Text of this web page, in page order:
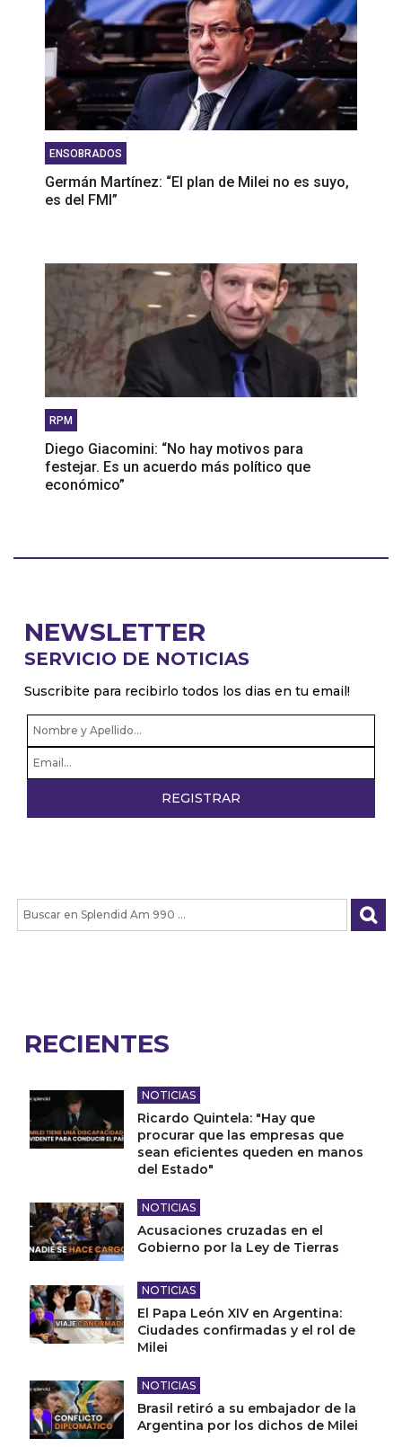
ENSOBRADOS
Germán Martínez: “El plan de Milei no es suyo,
es del FMI”
RPM
Diego Giacomini: “No hay motivos para
festejar. Es un acuerdo más político que
económico”
NEWSLETTER
SERVICIO DE NOTICIAS
Suscribite para recibirlo todos los dias en tu email!
RECIENTES
NOTICIAS
Ricardo Quintela: "Hay que
procurar que las empresas que
sean eficientes queden en manos
del Estado"
NOTICIAS
Acusaciones cruzadas en el
Gobierno por la Ley de Tierras
NOTICIAS
El Papa León XIV en Argentina:
Ciudades confirmadas y el rol de
Milei
NOTICIAS
Brasil retiró a su embajador de la
Argentina por los dichos de Milei